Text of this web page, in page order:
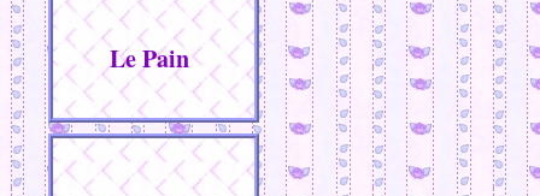
Le Pain